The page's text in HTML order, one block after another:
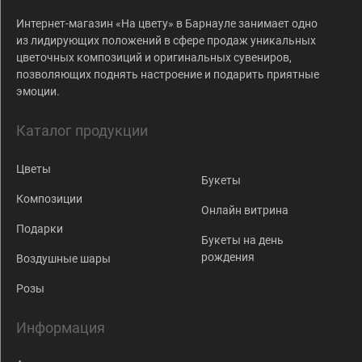
Интернет-магазин «На цвету» в Барнауле занимает одно
из лидирующих положений в сфере продаж уникальных
цветочных композиций и оригинальных сувениров,
позволяющих поднять настроение и подарить приятные
эмоции.
Каталог продукции
Цветы
Композиции
Подарки
Воздушные шары
Розы
Букеты
Онлайн витрина
Букеты на день
рождения
Информация